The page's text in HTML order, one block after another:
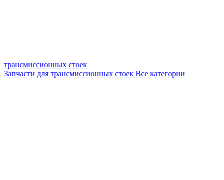
трансмиссионных стоек
Запчасти для трансмиссионных стоек Все категории